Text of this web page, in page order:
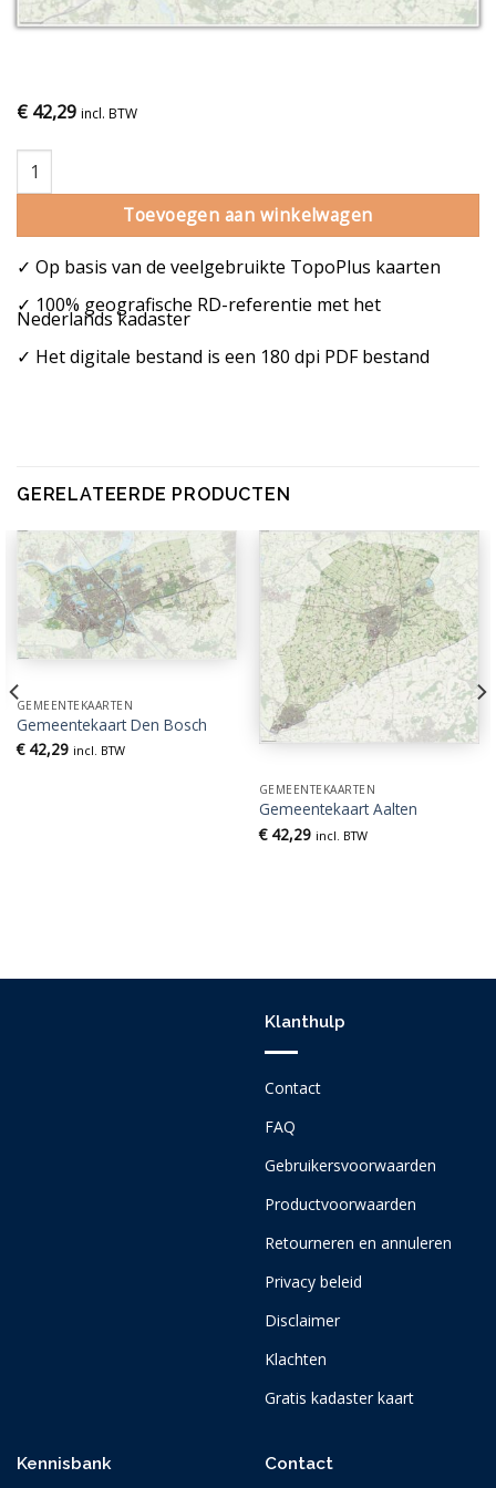
€ 42,29 incl. BTW
Gemeentekaart Deventer aantal
Toevoegen aan winkelwagen
✓ Op basis van de veelgebruikte TopoPlus kaarten
✓ 100% geografische RD-referentie met het
Nederlands kadaster
✓ Het digitale bestand is een 180 dpi PDF bestand
GERELATEERDE PRODUCTEN
GEMEENTEKAARTEN
Gemeentekaart Den Bosch
€42,29 incl. BTW
GEMEENTEKAARTEN
Gemeentekaart Aalten
€42,29 incl. BTW
Klanthulp
Contact
FAQ
Gebruikersvoorwaarden
Productvoorwaarden
Retourneren en annuleren
Privacy beleid
Disclaimer
Klachten
Gratis kadaster kaart
Kennisbank Contact